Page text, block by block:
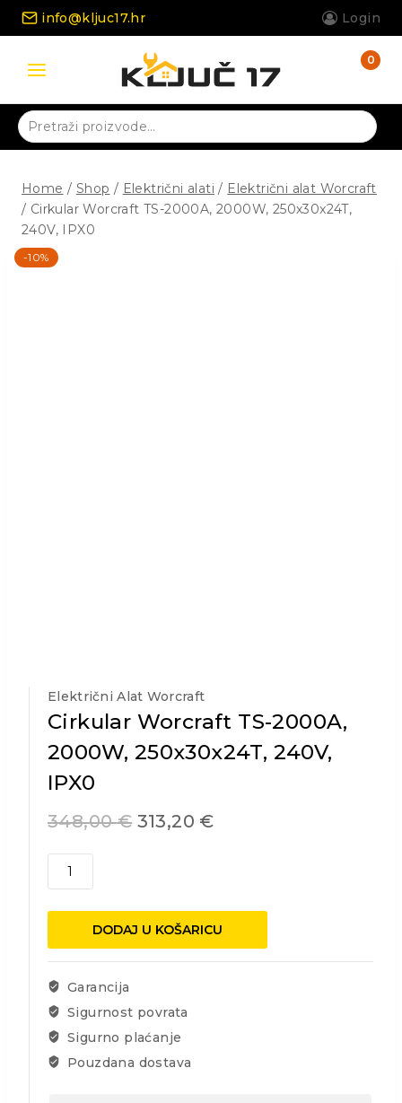
Skip
info@kljuc17.hr Login
0
Pretraži:
Home / Shop / Električni alati / Električni alat Worcraft
/ Cirkular Worcraft TS-2000A, 2000W, 250x30x24T,
240V, IPX0
-10%
Električni Alat Worcraft
Cirkular Worcraft TS-2000A,
2000W, 250x30x24T, 240V,
IPX0
348,00€ 313,20 €
250x30x24T,
240V,
količina
DODAJ U KOŠARICU
Garancija
Sigurnost povrata
Sigurno plaćanje
Pouzdana dostava